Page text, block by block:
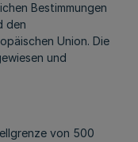
Bestimmungen
den
Union. Die
und
von 500